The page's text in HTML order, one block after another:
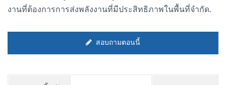
งานที่ต้องการการส่งพลังงานที่มีประสิทธิภาพในพื้นที่จำกัด.
สอบถามตอนนี้